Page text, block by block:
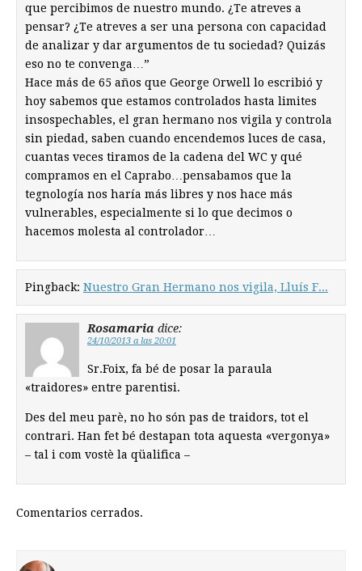
que percibimos de nuestro mundo. ¿Te atreves a
pensar? ¿Te atreves a ser una persona con capacidad
de analizar y dar argumentos de tu sociedad? Quizás
eso no te convenga…”
Hace más de 65 años que George Orwell lo escribió y
hoy sabemos que estamos controlados hasta limites
insospechables, el gran hermano nos vigila y controla
sin piedad, saben cuando encendemos luces de casa,
cuantas veces tiramos de la cadena del WC y qué
compramos en el Caprabo…pensabamos que la
tegnología nos haría más libres y nos hace más
vulnerables, especialmente si lo que decimos o
hacemos molesta al controlador…
Pingback: Nuestro Gran Hermano nos vigila, Lluís F...
Rosamaria dice:
24/10/2013 a las 20:01
Sr.Foix, fa bé de posar la paraula
«traidores» entre parentisi.
Des del meu parè, no ho són pas de traidors, tot el
contrari. Han fet bé destapan tota aquesta «vergonya»
– tal i com vostè la qüalifica –
Comentarios cerrados.